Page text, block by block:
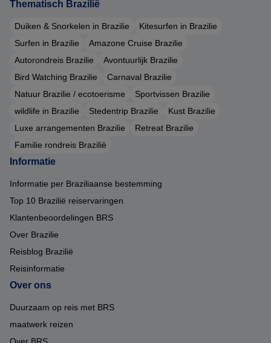
Thematisch Brazilië
Duiken & Snorkelen in Brazilie
Kitesurfen in Brazilie
Surfen in Brazilie
Amazone Cruise Brazilie
Autorondreis Brazilie
Avontuurlijk Brazilie
Bird Watching Brazilie
Carnaval Brazilie
Natuur Brazilie / ecotoerisme
Sportvissen Brazilie
wildlife in Brazilie
Stedentrip Brazilie
Kust Brazilie
Luxe arrangementen Brazilie
Retreat Brazilie
Familie rondreis Brazilië
Informatie
Informatie per Braziliaanse bestemming
Top 10 Brazilië reiservaringen
Klantenbeoordelingen BRS
Over Brazilie
Reisblog Brazilië
Reisinformatie
Over ons
Duurzaam op reis met BRS
maatwerk reizen
Over BRS